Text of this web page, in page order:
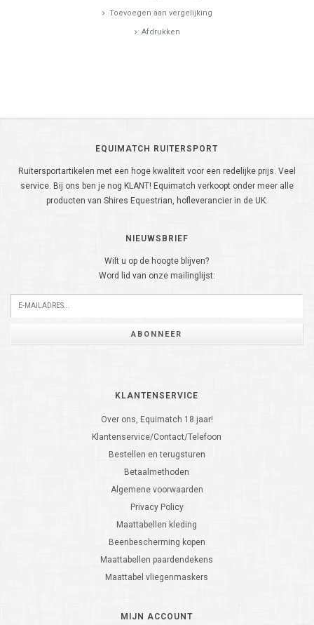
Toevoegen aan vergelijking
Afdrukken
EQUIMATCH RUITERSPORT
Ruitersportartikelen met een hoge kwaliteit voor een redelijke prijs. Veel
service. Bij ons ben je nog KLANT! Equimatch verkoopt onder meer alle
producten van Shires Equestrian, hofleverancier in de UK.
NIEUWSBRIEF
Wilt u op de hoogte blijven?
Word lid van onze mailinglijst:
ABONNEER
KLANTENSERVICE
Over ons, Equimatch 18 jaar!
Klantenservice/Contact/Telefoon
Bestellen en terugsturen
Betaalmethoden
Algemene voorwaarden
Privacy Policy
Maattabellen kleding
Beenbescherming kopen
Maattabellen paardendekens
Maattabel vliegenmaskers
MIJN ACCOUNT